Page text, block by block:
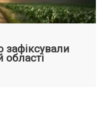
зафіксували
області